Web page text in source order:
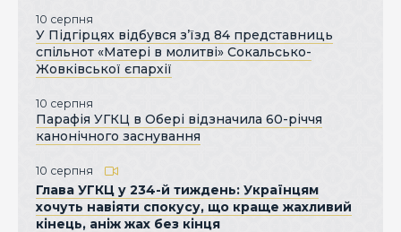
10 серпня
У Підгірцях відбувся з’їзд 84 представниць
спільнот «Матері в молитві» Сокальсько-
Жовківської єпархії
10 серпня
Парафія УГКЦ в Обері відзначила 60-річчя
канонічного заснування
10 серпня
Глава УГКЦ у 234-й тиждень: Українцям
хочуть навіяти спокусу, що краще жахливий
кінець, аніж жах без кінця